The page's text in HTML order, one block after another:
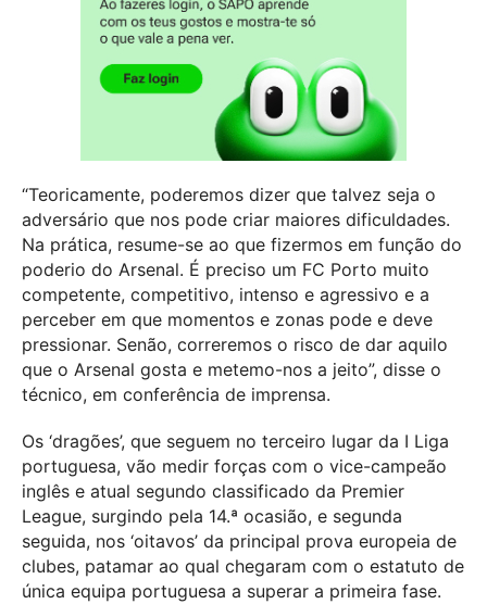
“Teoricamente, poderemos dizer que talvez seja o
adversário que nos pode criar maiores dificuldades.
Na prática, resume-se ao que fizermos em função do
poderio do Arsenal. É preciso um FC Porto muito
competente, competitivo, intenso e agressivo e a
perceber em que momentos e zonas pode e deve
pressionar. Senão, correremos o risco de dar aquilo
que o Arsenal gosta e metemo-nos a jeito”, disse o
técnico, em conferência de imprensa.
Os ‘dragões’, que seguem no terceiro lugar da I Liga
portuguesa, vão medir forças com o vice-campeão
inglês e atual segundo classificado da Premier
League, surgindo pela 14.ª ocasião, e segunda
seguida, nos ‘oitavos’ da principal prova europeia de
clubes, patamar ao qual chegaram com o estatuto de
única equipa portuguesa a superar a primeira fase.